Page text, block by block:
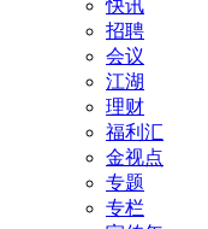
快讯
招聘
会议
江湖
理财
福利汇
金视点
专题
专栏